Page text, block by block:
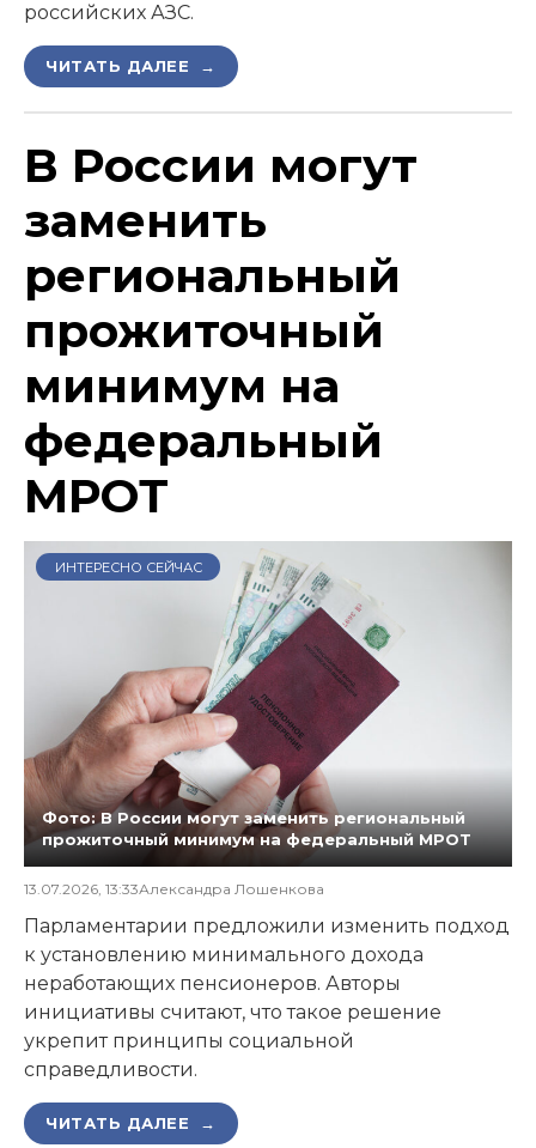
российских АЗС.
ЧИТАТЬ ДАЛЕЕ →
В России могут
заменить
региональный
прожиточный
минимум на
федеральный
МРОТ
ИНТЕРЕСНО СЕЙЧАС
Фото: В России могут заменить региональный
прожиточный минимум на федеральный МРОТ
13.07.2026, 13:33Александра Лошенкова
Парламентарии предложили изменить подход
к установлению минимального дохода
неработающих пенсионеров. Авторы
инициативы считают, что такое решение
укрепит принципы социальной
справедливости.
ЧИТАТЬ ДАЛЕЕ →